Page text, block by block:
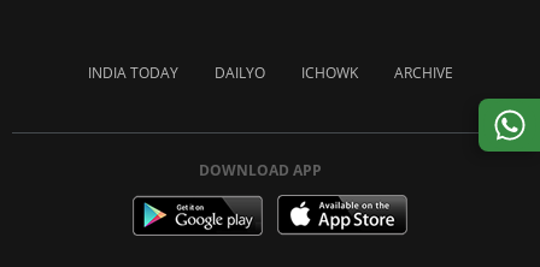
INDIA TODAY DAILYO ICHOWK ARCHIVE
DOWNLOAD APP